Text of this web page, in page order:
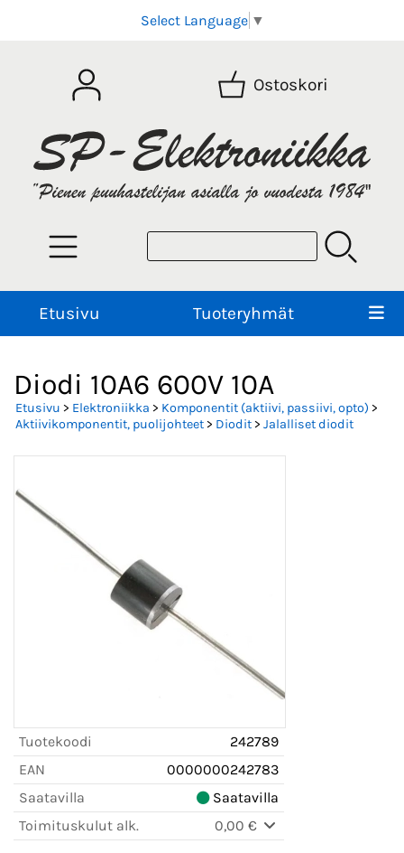
Select Language ▼
Ostoskori
Etusivu Tuoteryhmät
Diodi 10A6 600V 10A
Etusivu > Elektroniikka > Komponentit (aktiivi, passiivi, opto) >
Aktiivikomponentit, puolijohteet> Diodit> Jalalliset diodit
Tuotekoodi
242789
EAN
0000000242783
Saatavilla
Saatavilla
Toimituskulut alk.
0,00 €